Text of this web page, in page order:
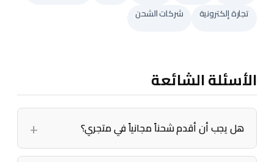
تجارة إلكترونية
شركات الشحن
الأسئلة الشائعة
هل يجب أن أقدم شحناً مجانياً في متجري؟